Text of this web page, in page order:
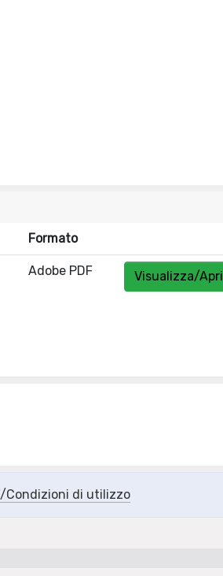
Formato
Adobe PDF Visualizza/Apri
Condizioni di utilizzo